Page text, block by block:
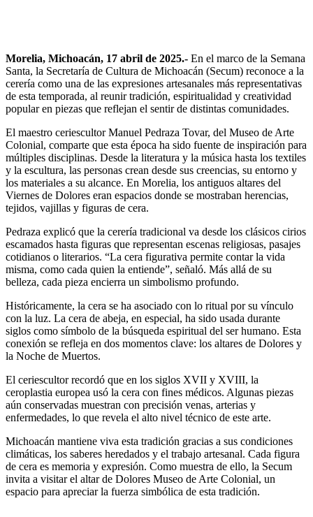
Morelia, Michoacán, 17 abril de 2025.- En el marco de la Semana
Santa, la Secretaría de Cultura de Michoacán (Secum) reconoce a la
cerería como una de las expresiones artesanales más representativas
de esta temporada, al reunir tradición, espiritualidad y creatividad
popular en piezas que reflejan el sentir de distintas comunidades.
El maestro ceriescultor Manuel Pedraza Tovar, del Museo de Arte
Colonial, comparte que esta época ha sido fuente de inspiración para
múltiples disciplinas. Desde la literatura y la música hasta los textiles
y la escultura, las personas crean desde sus creencias, su entorno y
los materiales a su alcance. En Morelia, los antiguos altares del
Viernes de Dolores eran espacios donde se mostraban herencias,
tejidos, vajillas y figuras de cera.
Pedraza explicó que la cerería tradicional va desde los clásicos cirios
escamados hasta figuras que representan escenas religiosas, pasajes
cotidianos o literarios. “La cera figurativa permite contar la vida
misma, como cada quien la entiende”, señaló. Más allá de su
belleza, cada pieza encierra un simbolismo profundo.
Históricamente, la cera se ha asociado con lo ritual por su vínculo
con la luz. La cera de abeja, en especial, ha sido usada durante
siglos como símbolo de la búsqueda espiritual del ser humano. Esta
conexión se refleja en dos momentos clave: los altares de Dolores y
la Noche de Muertos.
El ceriescultor recordó que en los siglos XVII y XVIII, la
ceroplastia europea usó la cera con fines médicos. Algunas piezas
aún conservadas muestran con precisión venas, arterias y
enfermedades, lo que revela el alto nivel técnico de este arte.
Michoacán mantiene viva esta tradición gracias a sus condiciones
climáticas, los saberes heredados y el trabajo artesanal. Cada figura
de cera es memoria y expresión. Como muestra de ello, la Secum
invita a visitar el altar de Dolores Museo de Arte Colonial, un
espacio para apreciar la fuerza simbólica de esta tradición.